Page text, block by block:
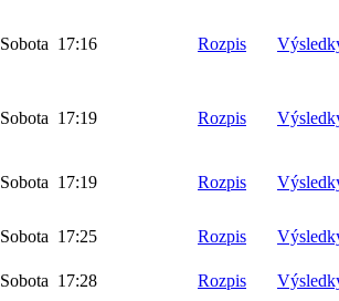
Sobota 17:16 Rozpis
Sobota 17:19 Rozpis
Sobota 17:19 Rozpis
Sobota 17:25 Rozpis
Sobota 17:28 Rozpis